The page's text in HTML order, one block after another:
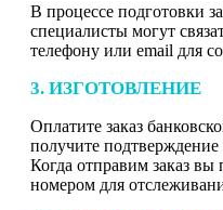
В процессе подготовки
специалисты могут
телефону или email для
3. ИЗГОТОВЛЕНИЕ
Оплатите заказ
получите подтверждение
Когда отправим заказ вы
номером для